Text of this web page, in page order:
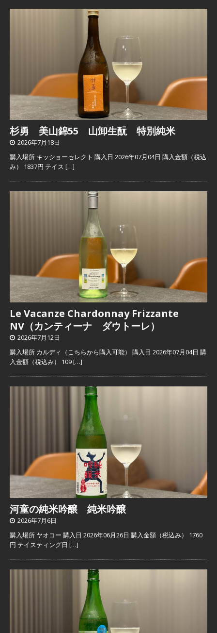
杉勇 美山錦55 山卸生酛 特別純米
2026年7月18日
購入場所 キッショーセレクト 購入日 2026年07月04日 購入金額（税込
み） 1837円 テイス […]
Le Vacanze Chardonnay Frizzante
NV（カンティーナ ダウトーレ）
2026年7月12日
購入場所 カルディ（こちらから購入可能） 購入日 2026年07月04日 購
入金額（税込み） 109[…]
河童の純米吟醸 純米吟醸
2026年7月6日
購入場所 ヤオコー 購入日 2026年06月26日 購入金額（税込み） 1760
円 テイスティング日 […]